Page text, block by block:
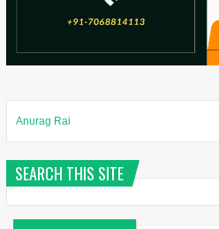
Anurag Rai
SEARCH THIS SITE